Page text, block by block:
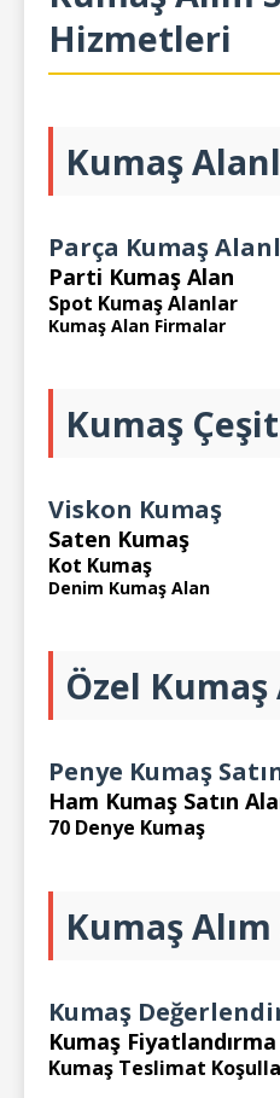
Hizmetleri
Kumaş
Parça Kumaş
Parti Kumaş Alan
Spot Kumaş Alanlar
Kumaş Alan Firmalar
Kumaş
Viskon Kumaş
Saten Kumaş
Kot Kumaş
Denim Kumaş Alan
Özel Kumaş
Penye Kumaş
Ham Kumaş Satın
70 Denye Kumaş
Kumaş
Kumaş
Kumaş Fiyatlandırma
Kumaş Teslimat